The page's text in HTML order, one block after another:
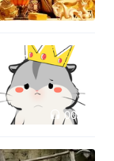
00:02